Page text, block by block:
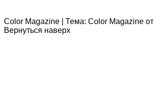
Color Magazine Тема: Color Magazine от
Вернуться наверх